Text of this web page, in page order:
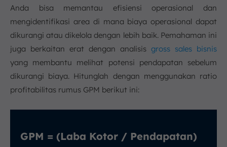
Anda bisa memantau efisiensi operasional dan
mengidentifikasi area di mana biaya operasional dapat
dikurangi atau dikelola dengan lebih baik. Pemahaman ini
juga berkaitan erat dengan analisis gross sales bisnis
yang membantu melihat potensi pendapatan sebelum
dikurangi biaya. Hitunglah dengan menggunakan ratio
profitabilitas rumus GPM berikut ini:
GPM = (Laba Kotor / Pendapatan)